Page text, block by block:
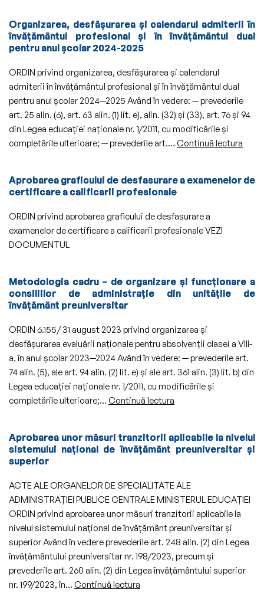
(nivelurile
şi
în
şcoli-
Organizarea, desfăşurarea şi calendarul admiterii în
învăţământul profesional şi în învăţământul dual
pentru anul şcolar 2024-2025
ORDIN privind organizarea, desfășurarea și calendarul
admiterii în învățământul profesional și în învățământul dual
pentru anul școlar 2024—2025 Având în vedere: — prevederile
art. 25 alin. (6), art. 63 alin. (1) lit. e), alin. (32) și (33), art. 76 și 94
din Legea educației naționale nr. 1/2011, cu modificările și
completările ulterioare; — prevederile art.… Continuă lectura
dual
2025
Aprobarea graficului de desfasurare a examenelor de
certificare a calificarii profesionale
ORDIN privind aprobarea graficului de desfasurare a
examenelor de certificare a calificarii profesionale VEZI
DOCUMENTUL
Metodologia cadru – de organizare și funcționare a
consiliilor de administrație din unitățile de
învățământ preuniversitar
ORDIN 6.155/ 31 august 2023 privind organizarea și
desfășurarea evaluării naționale pentru absolvenții clasei a VIII-
a, în anul școlar 2023—2024 Având în vedere: — prevederile art.
74 alin. (5), ale art. 94 alin. (2) lit. e) și ale art. 361 alin. (3) lit. b) din
Legea educației naționale nr. 1/2011, cu modificările și
completările ulterioare;… Continuă lectura
de
organizare
funcționare
a
consiliilor
de
administrație
din
unitățile
Aprobarea unor măsuri tranzitorii aplicabile la nivelul
sistemului național de învățământ preuniversitar și
superior
ACTE ALE ORGANELOR DE SPECIALITATE ALE
ADMINISTRAȚIEI PUBLICE CENTRALE MINISTERUL EDUCAȚIEI
ORDIN privind aprobarea unor măsuri tranzitorii aplicabile la
nivelul sistemului național de învățământ preuniversitar și
superior Având în vedere prevederile art. 248 alin. (2) din Legea
învățământului preuniversitar nr. 198/2023, precum și
prevederile art. 260 alin. (2) din Legea învățământului superior
nr. 199/2023, în… Continuă lectura